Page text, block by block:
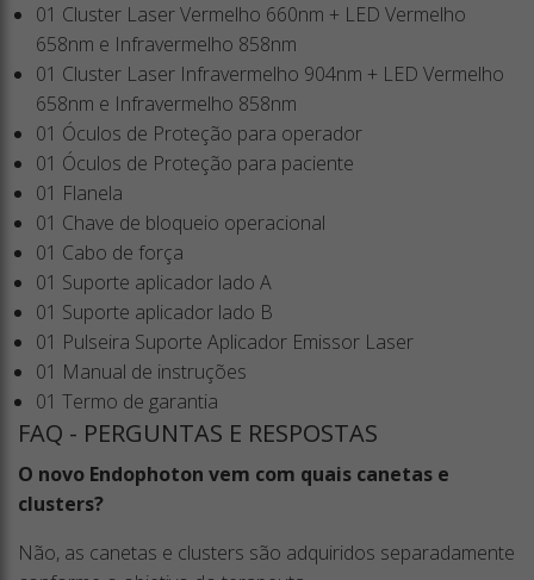
01 Cluster Laser Vermelho 660nm + LED Vermelho
658nm e Infravermelho 858nm
01 Cluster Laser Infravermelho 904nm + LED Vermelho
658nm e Infravermelho 858nm
01 Óculos de Proteção para operador
01 Óculos de Proteção para paciente
01 Flanela
01 Chave de bloqueio operacional
01 Cabo de força
01 Suporte aplicador lado A
01 Suporte aplicador lado B
01 Pulseira Suporte Aplicador Emissor Laser
01 Manual de instruções
01 Termo de garantia
FAQ - PERGUNTAS E RESPOSTAS
O novo Endophoton vem com quais canetas e
clusters?
Não, as canetas e clusters são adquiridos separadamente